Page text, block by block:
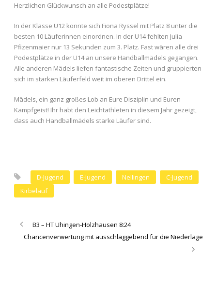
Herzlichen Glückwunsch an alle Podestplätze!
In der Klasse U12 konnte sich Fiona Ryssel mit Platz 8 unter die
besten 10 Läuferinnen einordnen. In der U14 fehlten Julia
Pfizenmaier nur 13 Sekunden zum 3. Platz. Fast wären alle drei
Podestplätze in der U14 an unsere Handballmädels gegangen.
Alle anderen Mädels liefen fantastische Zeiten und gruppierten
sich im starken Läuferfeld weit im oberen Drittel ein.
Mädels, ein ganz großes Lob an Eure Disziplin und Euren
Kampfgeist! Ihr habt den Leichtathleten in diesem Jahr gezeigt,
dass auch Handballmädels starke Läufer sind.
D-Jugend E-Jugend Nellingen
C-Jugend
Kirbelauf
B3 – HT Uhingen-Holzhausen 8:24
Chancenverwertung mit ausschlaggebend für die Niederlage